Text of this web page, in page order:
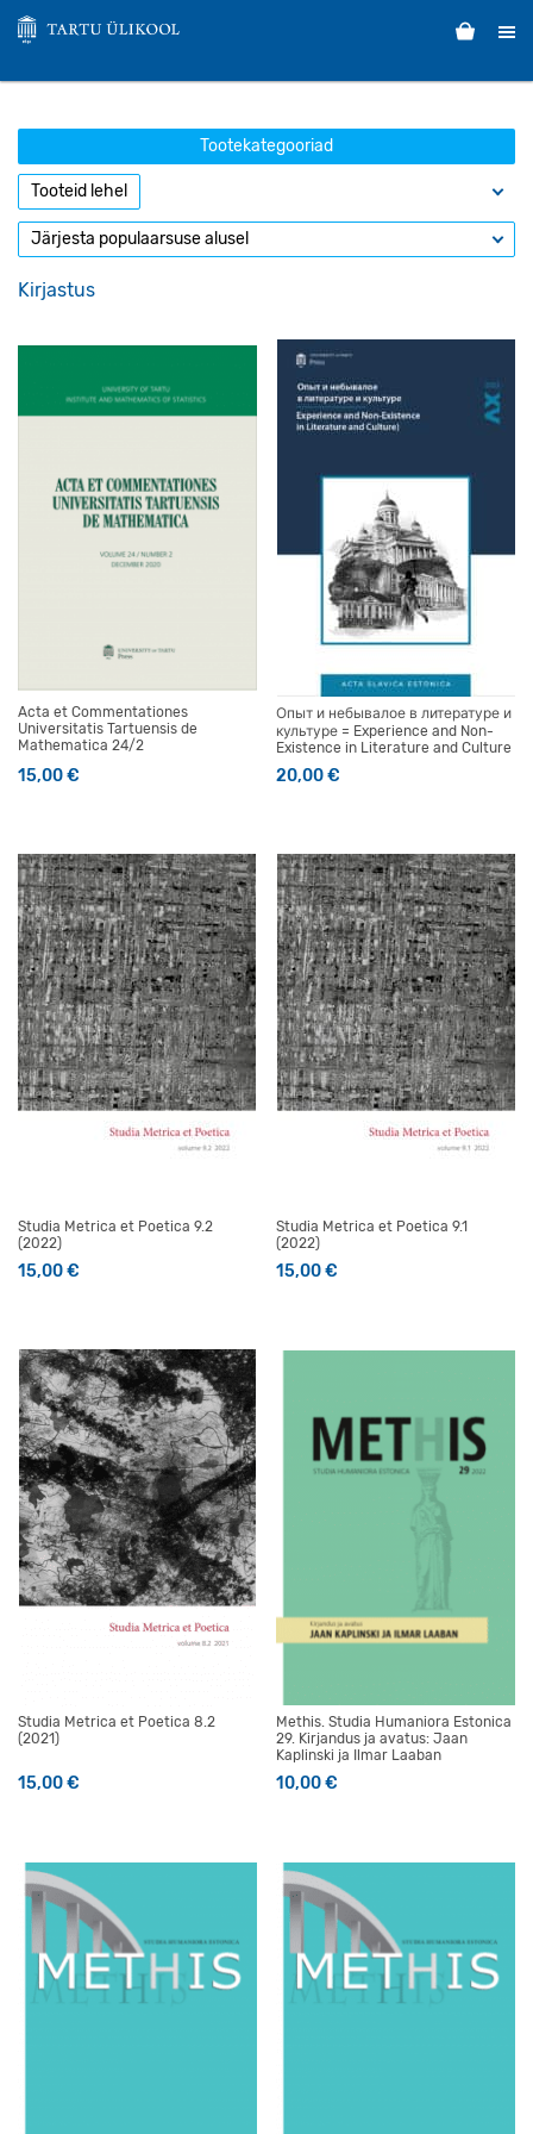
Tootekategooriad
Kirjastus
Acta et Commentationes
Universitatis Tartuensis de
Mathematica 24/2
15,00€
Опыт и небывалое в литературе и
культуре = Experience and Non-
Existence in Literature and Culture
20,00€
Studia Metrica et Poetica 9.2
(2022)
15,00€
Studia Metrica et Poetica 9.1
(2022)
15,00€
Studia Metrica et Poetica 8.2
(2021)
15,00€
Methis. Studia Humaniora Estonica
29. Kirjandus ja avatus: Jaan
Kaplinski ja Ilmar Laaban
10,00€